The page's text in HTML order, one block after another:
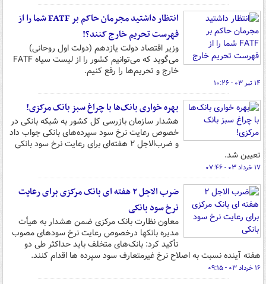
انتظار داشتید مجرمان حاکم بر FATF شما را از
فهرست تحریم خارج کنند؟!
وزیر اقتصاد دولت یازدهم (دولت اول روحانی)
می‌گوید که می‌توانیم کشور را از لیست سیاه FATF
خارج و تحریم‌ها را رفع کنیم.
۱۴ تیر ۰۳ - ۱۰:۲۶
بهره خواری بانک‌ها با چراغ سبز بانک مرکزی!
هشدار سازمان بازرسی کل کشور به شبکه بانکی در
خصوص رعایت نرخ سود سپرده‌های بانکی جواب داد
و ضرب‌الاجل ۲ هفته‌ای برای رعایت نرخ سود بانکی
تعیین شد.
۱۷ خرداد ۰۳ - ۰۷:۴۶
ضرب الاجل ۲ هفته ای بانک مرکزی برای رعایت
نرخ سود بانکی
معاون نظارت بانک مرکزی ضمن هشدار به هیأت
مدیره بانکها درخصوص رعایت نرخ سودهای مصوب
تأکید کرد: بانک‌های متخلف باید حداکثر طی دو
هفته آینده نسبت به اصلاح نرخ غیرمتعارف سود سپرده ها اقدام کنند.
۱۶ خرداد ۰۳ - ۰۹:۱۵